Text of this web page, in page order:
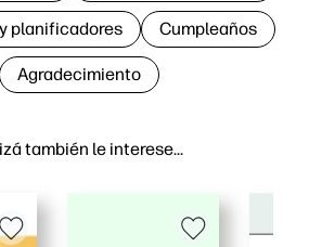
también le interese…
planificadores Cumpleaños
Agradecimiento